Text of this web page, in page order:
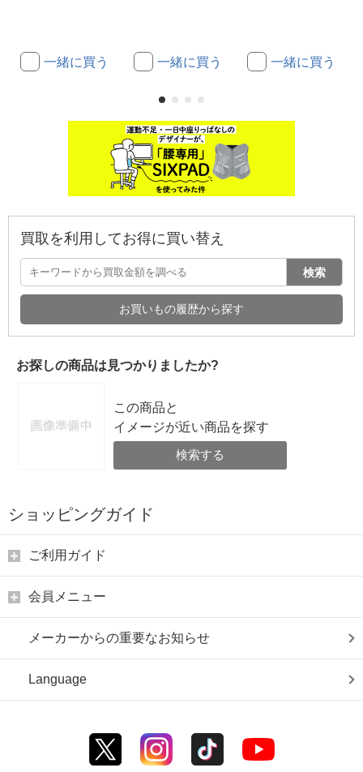
一緒に買う 一緒に買う 一緒に買う
買取を利用してお得に買い替え
検索
お買いもの履歴から探す
お探しの商品は見つかりましたか?
この商品と
イメージが近い商品を探す
検索する
ショッピングガイド
ご利用ガイド
会員メニュー
メーカーからの重要なお知らせ
Language